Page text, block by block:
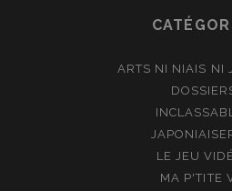
ARTS NI NIAIS NI
LE JEU
MA P'TITE